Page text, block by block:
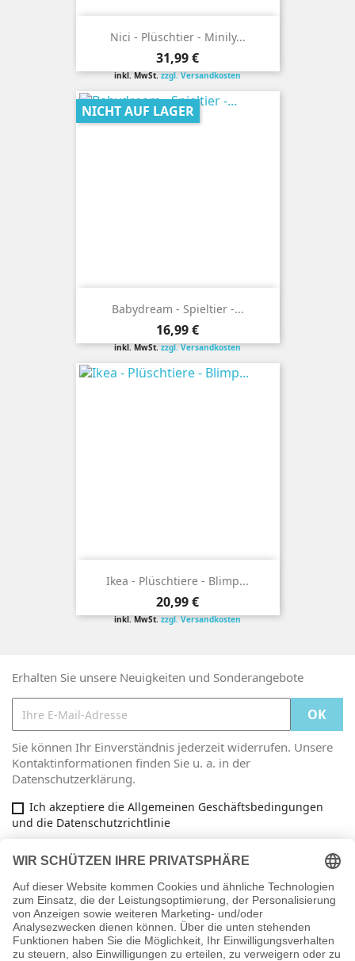
Nici - Plüschtier - Minily...
Preis
31,99 €
inkl. MwSt.zzgl. Versandkosten
Babydream - Spieltier -...
Preis
16,99 €
inkl. MwSt.zzgl. Versandkosten
NICHT AUF LAGER
Ikea - Plüschtiere - Blimp...
Preis
20,99 €
inkl. MwSt.zzgl. Versandkosten
Erhalten Sie unsere Neuigkeiten und Sonderangebote
Sie können Ihr Einverständnis jederzeit widerrufen. Unsere
Kontaktinformationen finden Sie u. a. in der
Datenschutzerklärung.
Ich akzeptiere die Allgemeinen Geschäftsbedingungen
und die Datenschutzrichtlinie
Facebook
ARTIKEL 